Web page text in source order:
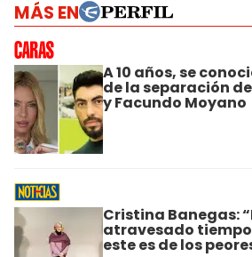
MÁS EN
A 10 años, se
de la separación
y Facundo Moyano
Cristina Banegas:
atravesado
este es de los